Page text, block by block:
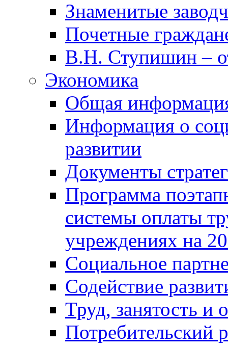
Знаменитые
Почетные
В.Н. Ступишин –
Экономика
Общая
Информация о
развитии
Документы
Программа
системы оплаты
учреждениях на
Социальное
Содействие
Труд, занятость и
Потребительский